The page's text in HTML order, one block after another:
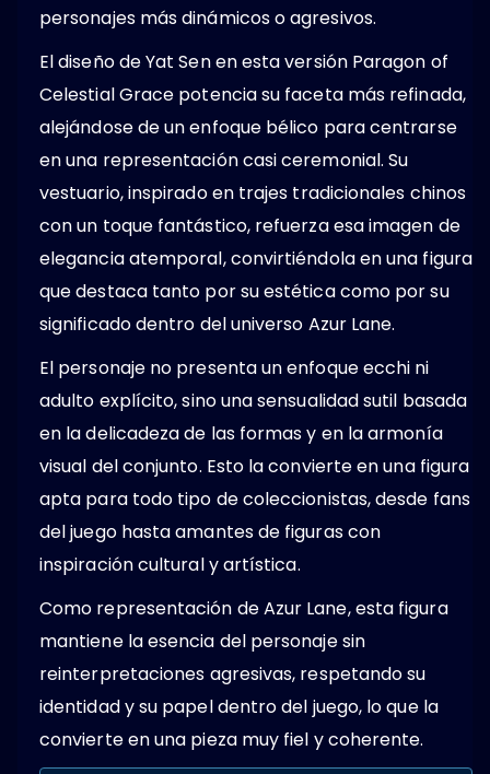
personajes más dinámicos o agresivos.
El diseño de Yat Sen en esta versión Paragon of
Celestial Grace potencia su faceta más refinada,
alejándose de un enfoque bélico para centrarse
en una representación casi ceremonial. Su
vestuario, inspirado en trajes tradicionales chinos
con un toque fantástico, refuerza esa imagen de
elegancia atemporal, convirtiéndola en una figura
que destaca tanto por su estética como por su
significado dentro del universo Azur Lane.
El personaje no presenta un enfoque ecchi ni
adulto explícito, sino una sensualidad sutil basada
en la delicadeza de las formas y en la armonía
visual del conjunto. Esto la convierte en una figura
apta para todo tipo de coleccionistas, desde fans
del juego hasta amantes de figuras con
inspiración cultural y artística.
Como representación de Azur Lane, esta figura
mantiene la esencia del personaje sin
reinterpretaciones agresivas, respetando su
identidad y su papel dentro del juego, lo que la
convierte en una pieza muy fiel y coherente.